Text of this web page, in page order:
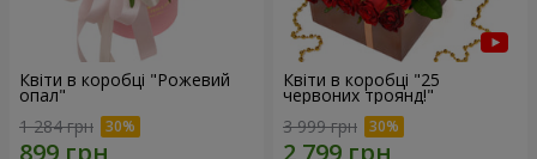
Квіти в коробці "Рожевий
опал"
1 284 грн
Квіти в коробці "25
червоних троянд!"
3 999 грн